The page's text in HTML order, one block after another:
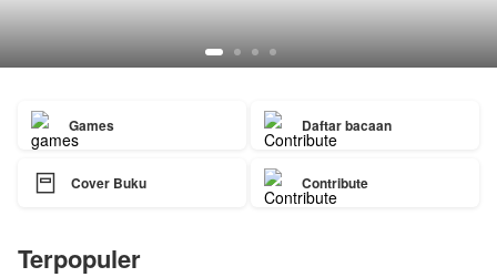
Games Daftar bacaan
 Cover Buku Contribute
Terpopuler